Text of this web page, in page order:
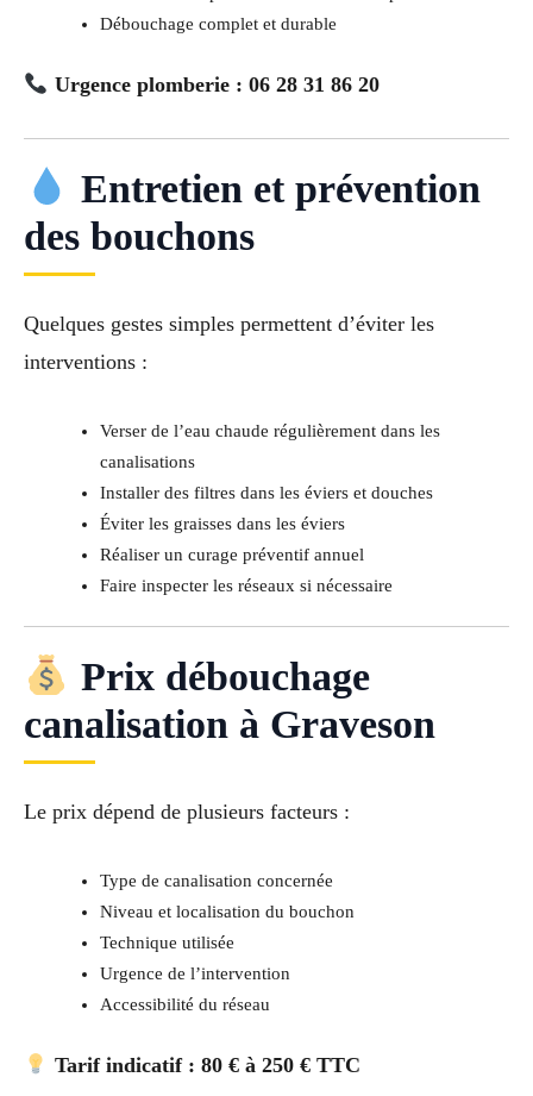
Débouchage complet et durable
Urgence plomberie : 06 28 31 86 20
Entretien et prévention
des bouchons
Quelques gestes simples permettent d’éviter les
interventions :
Verser de l’eau chaude régulièrement dans les
canalisations
Installer des filtres dans les éviers et douches
Éviter les graisses dans les éviers
Réaliser un curage préventif annuel
Faire inspecter les réseaux si nécessaire
Prix débouchage
canalisation à Graveson
Le prix dépend de plusieurs facteurs :
Type de canalisation concernée
Niveau et localisation du bouchon
Technique utilisée
Urgence de l’intervention
Accessibilité du réseau
Tarif indicatif : 80 € à 250 € TTC